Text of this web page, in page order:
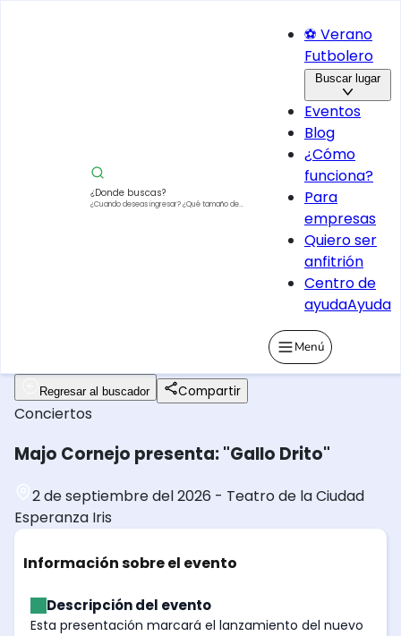
¿Donde buscas?
¿Cuando deseas ingresar?¿Qué tamaño de
⚽ Verano
Futbolero
Buscar lugar
Eventos
Blog
¿Cómo
funciona?
Para
empresas
Quiero ser
anfitrión
Centro de
ayudaAyuda
Menú
Regresar al buscador Compartir
Conciertos
Majo Cornejo presenta: "Gallo Drito"
2 de septiembre del 2026 - Teatro de la Ciudad
Esperanza Iris
Información sobre el evento
Descripción del evento
Esta presentación marcará el lanzamiento del nuevo